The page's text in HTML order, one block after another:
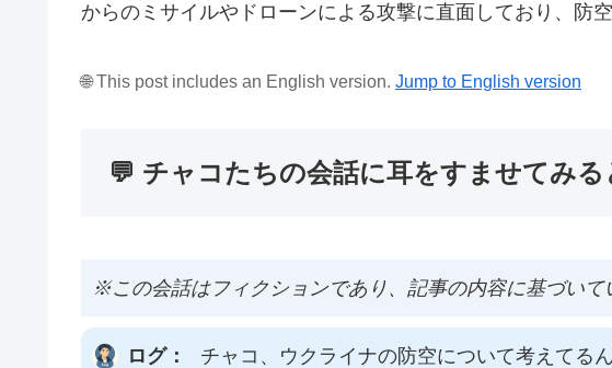
からのミサイルやドローンによる攻撃に直面しており、防
🌐 This post includes an English version. Jump to English version
💬 チャコたちの会話に耳をすませてみ
※この会話はフィクションであり、記事の内容に基づいて
ログ： チャコ、ウクライナの防空について考えてる